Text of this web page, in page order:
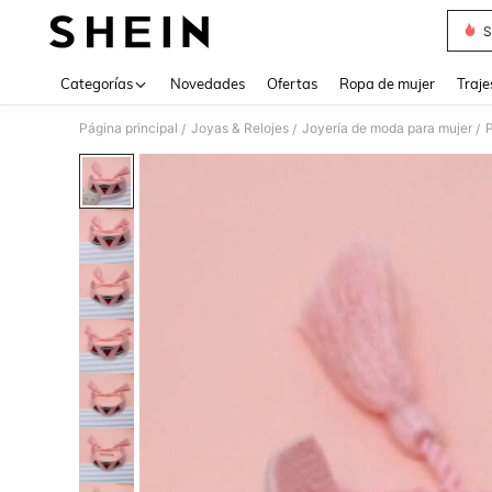
Categorías Novedades Ofertas Ropa de mujer
Página principal / Joyas & Relojes / Joyería de moda para mujer /